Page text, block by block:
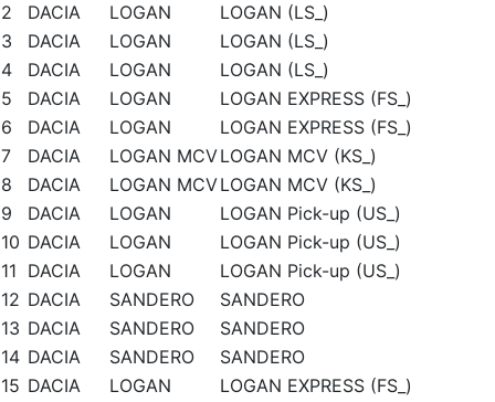
2
DACIA LOGAN
LOGAN (LS_)
3
DACIA LOGAN
LOGAN (LS_)
4
DACIA LOGAN
LOGAN (LS_)
5
DACIA LOGAN
LOGAN EXPRESS (FS_)
6
DACIA LOGAN
LOGAN EXPRESS (FS_)
7
DACIA LOGAN MCVLOGAN MCV (KS_)
8
DACIA LOGAN MCVLOGAN MCV (KS_)
9
DACIA LOGAN
LOGAN Pick-up (US_)
10 DACIA LOGAN
LOGAN Pick-up (US_)
11 DACIA LOGAN
LOGAN Pick-up (US_)
12 DACIA SANDERO
SANDERO
13 DACIA SANDERO
SANDERO
14 DACIA SANDERO
SANDERO
15 DACIA LOGAN
LOGAN EXPRESS (FS_)